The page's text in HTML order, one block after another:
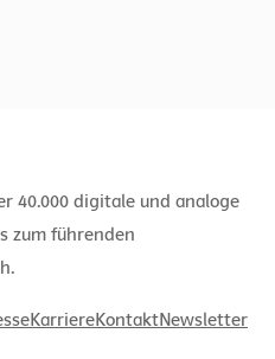
40.000 digitale und analoge
zum führenden
KarriereKontaktNewsletter